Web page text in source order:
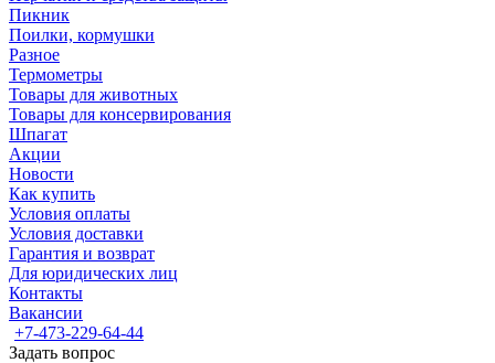
Пикник
Поилки, кормушки
Разное
Термометры
Товары для животных
Товары для консервирования
Шпагат
Акции
Новости
Как купить
Условия оплаты
Условия доставки
Гарантия и возврат
Для юридических лиц
Контакты
Вакансии
+7-473-229-64-44
Задать вопрос